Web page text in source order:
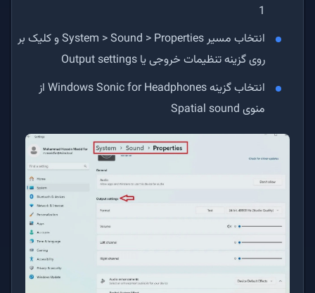
1
انتخاب مسیر System > Sound > Properties و کلیک بر
روی گزینه تنظیمات خروجی یا Output settings
انتخاب گزینه‌ Windows Sonic for Headphones از
منوی Spatial sound